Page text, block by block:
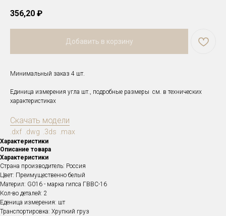
356,20 ₽
Добавить в корзину
Минимальный заказ 4 шт.
Единица измерения угла шт., подробные размеры см. в технических
характеристиках
Скачать модели
.dxf .dwg .3ds .max
Характеристики
Описание товара
Характеристики
Страна производитель: Россия
Цвет: Преимущественно белый
Материл: G016 - марка гипса ГВВС-16
Кол-во деталей: 2
Еденица измерения: шт
Транспортировка: Хрупкий груз